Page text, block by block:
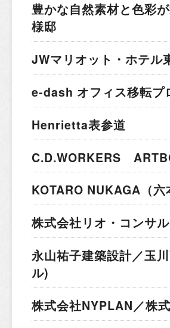
豊かな自然素材と色彩
様邸
JWマリオット・ホテル
e-dash オフィス移転プ
Henrietta表参道
C.D.WORKERS
KOTARO NUKAGA（
株式会社リオ・コンサ
永山祐子建築設計／玉
ル)
株式会社NYPLAN／株